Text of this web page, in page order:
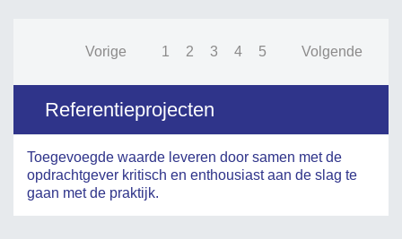
Vorige 1 2 3 4 5 Volgende
Referentieprojecten
Toegevoegde waarde leveren door samen met de
opdrachtgever kritisch en enthousiast aan de slag te
gaan met de praktijk.